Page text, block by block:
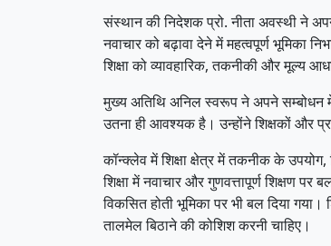
संस्थान की निदेशक प्रो. नीता अवस्थी ने
नवाचार को बढ़ावा देने में महत्वपूर्ण भूमिका
शिक्षा को व्यावहारिक, तकनीकी और मूल्य
मुख्य अतिथि अनिल स्वरूप ने अपने सम्बोधन में
उतना ही आवश्यक है। उन्होंने शिक्षकों और
कॉन्क्लेव में शिक्षा क्षेत्र में तकनीक के उपयोग,
शिक्षा में नवाचार और गुणवत्तापूर्ण शिक्षण
विकसित होती भूमिका पर भी बल दिया
तालमेल बिठाने की कोशिश करनी चाहिए।